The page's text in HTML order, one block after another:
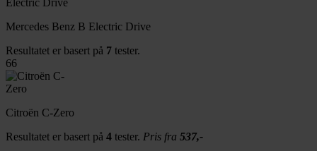
Mercedes Benz B Electric Drive
Resultatet er basert på 7 tester.
66
Citroën C-Zero
Resultatet er basert på 4 tester. Pris fra 537,-